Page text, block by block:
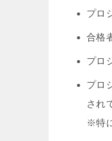
プロ
合格
プロ
プロ
され
※特